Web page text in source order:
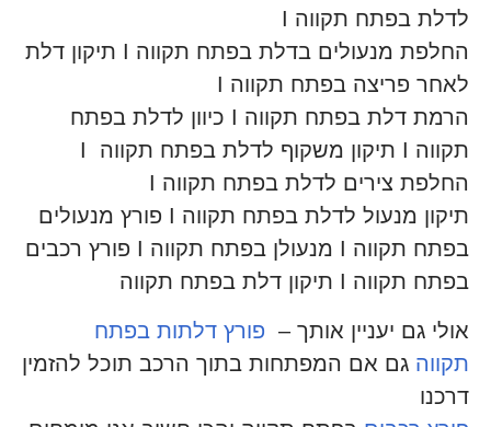
לדלת בפתח תקווה I
החלפת מנעולים בדלת בפתח תקווה I תיקון דלת
לאחר פריצה בפתח תקווה I
הרמת דלת בפתח תקווה I כיוון לדלת בפתח
תקווה I תיקון משקוף לדלת בפתח תקווה I
החלפת צירים לדלת בפתח תקווה I
תיקון מנעול לדלת בפתח תקווה I פורץ מנעולים
בפתח תקווה I מנעולן בפתח תקווה I פורץ רכבים
בפתח תקווה I תיקון דלת בפתח תקווה
אולי גם יעניין אותך – פורץ דלתות בפתח
תקווה גם אם המפתחות בתוך הרכב תוכל להזמין
דרכנו